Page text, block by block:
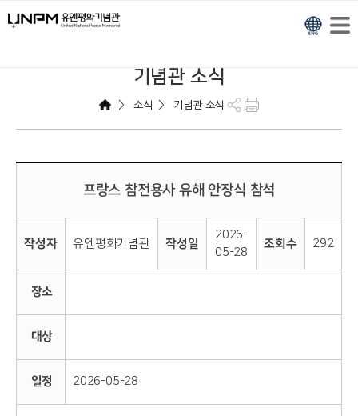
기념관 소식
> 소식 > 기념관 소식
프랑스 참전용사 유해 안장식 참석
작성자 유엔평화기념관 작성일
2026-
05-28
조회수 292
장소
대상
일정 2026-05-28